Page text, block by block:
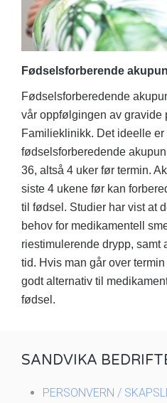
Fødselsforberende
Fødselsforberedende
vår oppfølgingen av gravide
Familieklinikk. Det ideelle er
fødselsforberedende
36, altså 4 uker før termin.
siste 4 ukene før kan
til fødsel. Studier har vist at
behov for medikamentell
riestimulerende drypp, samt
tid. Hvis man går over
godt alternativ til
fødsel.
SANDVIKA
PERSONVERN /